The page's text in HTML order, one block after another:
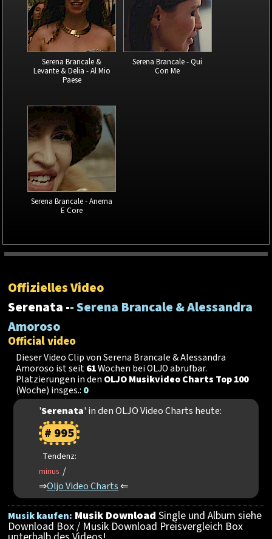
Serena Brancale &
Levante & Delia - Al Mio
Paese
Serena Brancale - Qui
Con Me
Serena Brancale - Anema
E Core
Offizielles Video
Serenata -- Serena Brancale & Alessandra
Amoroso
Official video
Dieser Video Clip von Serena Brancale & Alessandra
Amoroso ist seit61Wochen bei OLJO abrufbar.
Platzierungen in den OLJO Musikvideo Charts Top 100
(Woche) insges.: 0
'Serenata' in den OLJO Video Charts heute:
# 995
Tendenz:
minus/
⇒Oljo Video Charts ⇐
Musik kaufen: Musik Download Single und Album siehe
Download Box / Musik Download Preisvergleich Box